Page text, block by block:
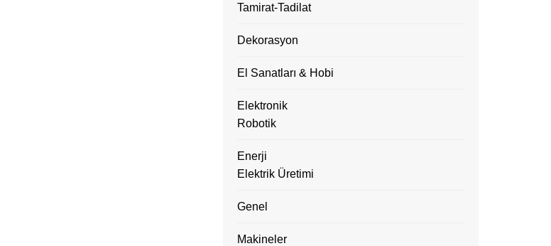
Tamirat-Tadilat
Dekorasyon
El Sanatları & Hobi
Elektronik
Robotik
Enerji
Elektrik Üretimi
Genel
Makineler